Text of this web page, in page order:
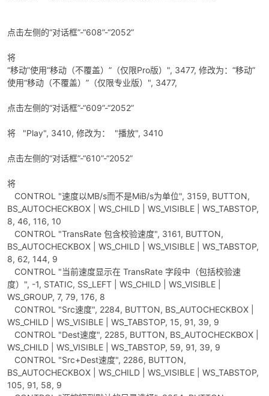
点击左侧的“对话框”-“608”-“2052”
将
“移动”使用“移动（不覆盖）”（仅限Pro版）", 3477, 修改为：“移动”
使用“移动（不覆盖）”（仅限专业版）", 3477,
点击左侧的“对话框”-“609”-“2052”
将 "Play", 3410, 修改为： "播放", 3410
点击左侧的“对话框”-“610”-“2052”
将
CONTROL "速度以MB/s而不是MiB/s为单位", 3159, BUTTON,
BS_AUTOCHECKBOX | WS_CHILD | WS_VISIBLE | WS_TABSTOP,
8, 46, 116, 10
CONTROL "TransRate 包含校验速度", 3161, BUTTON,
BS_AUTOCHECKBOX | WS_CHILD | WS_VISIBLE | WS_TABSTOP,
8, 62, 144, 9
CONTROL "当前速度显示在 TransRate 字段中（包括校验速
度）", -1, STATIC, SS_LEFT | WS_CHILD | WS_VISIBLE |
WS_GROUP, 7, 79, 176, 8
CONTROL "Src速度", 2284, BUTTON, BS_AUTOCHECKBOX |
WS_CHILD | WS_VISIBLE | WS_TABSTOP, 15, 91, 39, 9
CONTROL "Dest速度", 2285, BUTTON, BS_AUTOCHECKBOX |
WS_CHILD | WS_VISIBLE | WS_TABSTOP, 59, 91, 39, 9
CONTROL "Src+Dest速度", 2286, BUTTON,
BS_AUTOCHECKBOX | WS_CHILD | WS_VISIBLE | WS_TABSTOP,
105, 91, 58, 9